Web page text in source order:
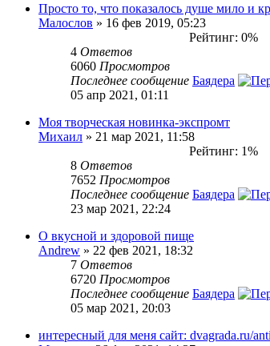
Просто то, что показалось душе мило и
Малослов » 16 фев 2019, 05:23
Рейтинг: 0%
4 Ответов
6060 Просмотров
Последнее сообщение Баядера
05 апр 2021, 01:11
Моя творческая новинка-экспромт
Михаил » 21 мар 2021, 11:58
Рейтинг: 1%
8 Ответов
7652 Просмотров
Последнее сообщение Баядера
23 мар 2021, 22:24
О вкусной и здоровой пище
Andrew » 22 фев 2021, 18:32
7 Ответов
6720 Просмотров
Последнее сообщение Баядера
05 мар 2021, 20:03
интересный для меня сайт: dvagrada.ru/